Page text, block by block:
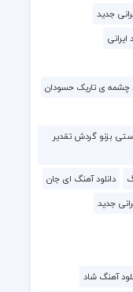
جدید
چشمه ی تاریک حسودان
بزنو گردش تقدیر
دانلود آهنگ ای جان
جدید
آهنگ شاد